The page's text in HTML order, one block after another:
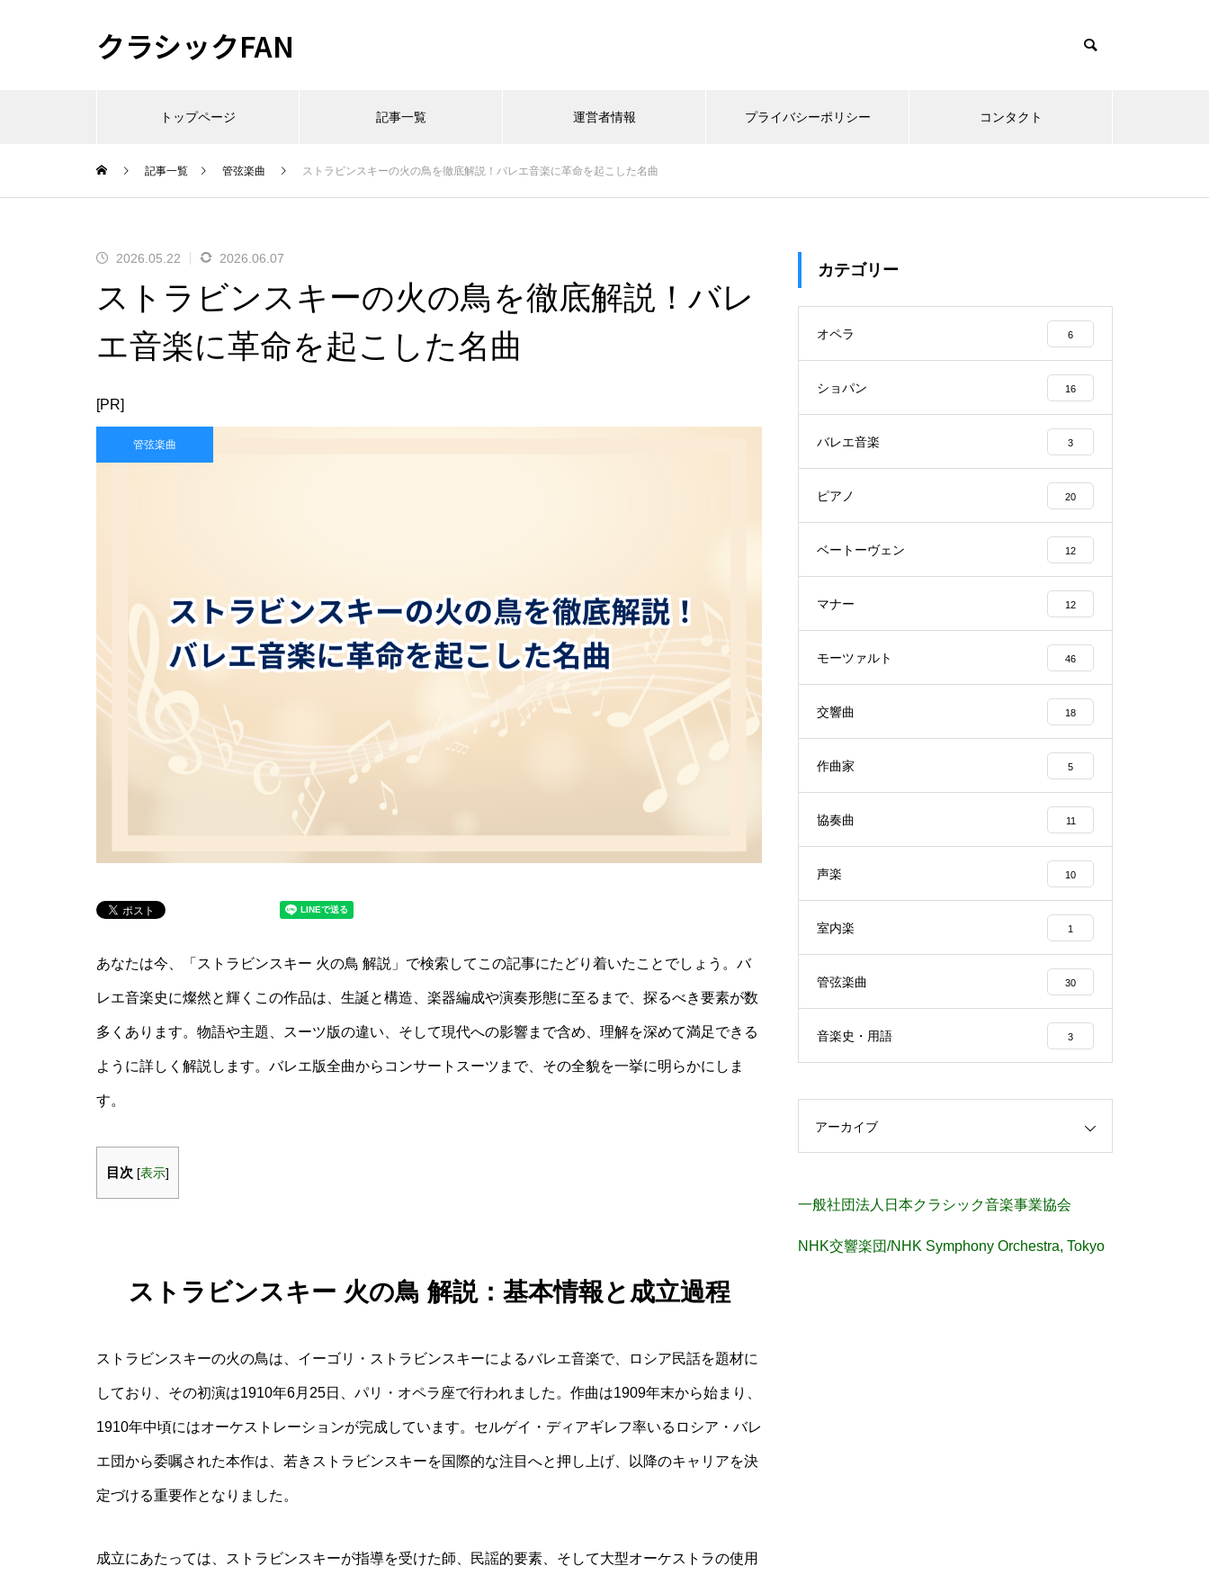
クラシックFAN
トップページ 記事一覧 運営者情報 プライバシーポリシー コンタクト
記事一覧 管弦楽曲 ストラビンスキーの火の鳥を徹底解説！バレエ音楽に革命を起こした名曲
2026.05.22 2026.06.07
ストラビンスキーの火の鳥を徹底解説！バレ
エ音楽に革命を起こした名曲
[PR]
管弦楽曲
あなたは今、「ストラビンスキー 火の鳥 解説」で検索してこの記事にたどり着いたことでしょう。バ
レエ音楽史に燦然と輝くこの作品は、生誕と構造、楽器編成や演奏形態に至るまで、探るべき要素が数
多くあります。物語や主題、スーツ版の違い、そして現代への影響まで含め、理解を深めて満足できる
ように詳しく解説します。バレエ版全曲からコンサートスーツまで、その全貌を一挙に明らかにしま
す。
目次 [表示]
ストラビンスキー 火の鳥 解説：基本情報と成立過程
ストラビンスキーの火の鳥は、イーゴリ・ストラビンスキーによるバレエ音楽で、ロシア民話を題材に
しており、その初演は1910年6月25日、パリ・オペラ座で行われました。作曲は1909年末から始まり、
1910年中頃にはオーケストレーションが完成しています。セルゲイ・ディアギレフ率いるロシア・バレ
エ団から委嘱された本作は、若きストラビンスキーを国際的な注目へと押し上げ、以降のキャリアを決
定づける重要作となりました。
成立にあたっては、ストラビンスキーが指導を受けた師、民謡的要素、そして大型オーケストラの使用
カテゴリー
オペラ 6
ショパン 16
バレエ音楽 3
ピアノ 20
ベートーヴェン 12
マナー 12
モーツァルト 46
交響曲 18
作曲家 5
協奏曲 11
声楽 10
室内楽 1
管弦楽曲 30
音楽史・用語 3
アーカイブ
一般社団法人日本クラシック音楽事業協会
NHK交響楽団/NHK Symphony Orchestra, Tokyo